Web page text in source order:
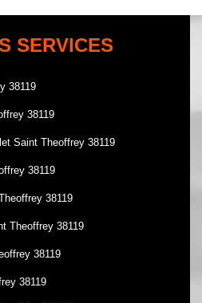
SERVICES
38119
38119
Saint Theoffrey 38119
38119
38119
Theoffrey 38119
38119
38119